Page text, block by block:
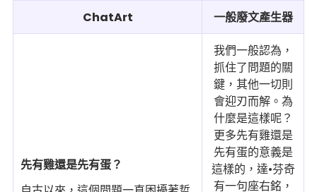
ChatArt 一般廢文產生器
先有雞還是先有蛋？
我們一般認為，
抓住了問題的關
鍵，其他一切則
會迎刃而解。為
什麼是這樣呢？
更多先有雞還是
先有蛋的意義是
這樣的，達•芬奇
有一句座右銘，